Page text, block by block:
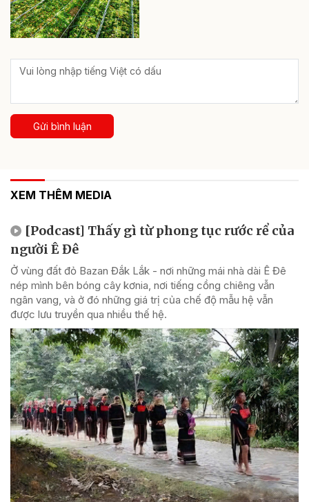
Gửi bình luận
XEM THÊM MEDIA
[Podcast] Thấy gì từ phong tục rước rể của
người Ê Đê
Ở vùng đất đỏ Bazan Đắk Lắk - nơi những mái nhà dài Ê Đê
nép mình bên bóng cây kơnia, nơi tiếng cồng chiêng vẫn
ngân vang, và ở đó những giá trị của chế độ mẫu hệ vẫn
được lưu truyền qua nhiều thế hệ.